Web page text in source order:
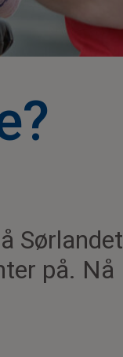
Sørlandet
på. Nå